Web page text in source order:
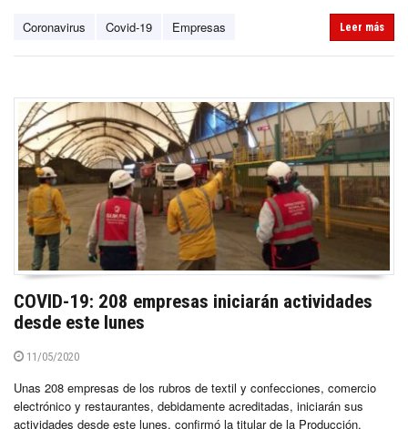
Coronavirus Covid-19 Empresas Leer más
COVID-19: 208 empresas iniciarán actividades
desde este lunes
11/05/2020
Unas 208 empresas de los rubros de textil y confecciones, comercio
electrónico y restaurantes, debidamente acreditadas, iniciarán sus
actividades desde este lunes, confirmó la titular de la Producción,